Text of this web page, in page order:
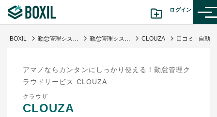
ログイン
診断から探す(β版)
記事から探す
BOXIL 勤怠管理システムおすすめ17選 - 一覧比較表で費用・機能 | 選び方【シェアランキング】 勤怠管理システム CLOUZA
アマノならカンタンにしっかり使える！勤怠管理ク
ラウドサービス CLOUZA
クラウザ
CLOUZA